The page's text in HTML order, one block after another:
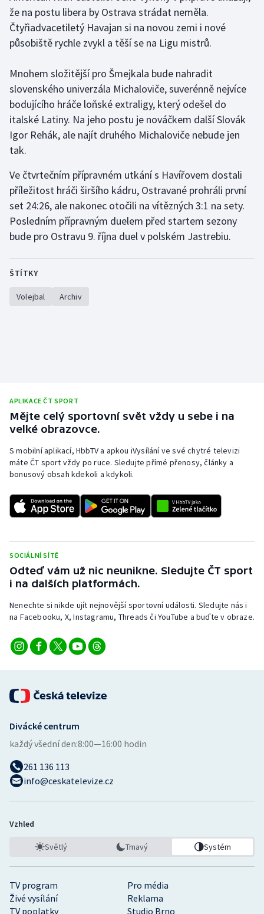
Lezení
Moderní pětiboj
Motorsport
Olympijské hry
Parasport
Plavání
Plážový volejbal
Triatlon
Veslování
Vodní slalom
Volejbal
že na postu libera by Ostrava strádat neměla.
Čtyřiadvacetiletý Havajan si na novou zemi i nové
působiště rychle zvykl a těší se na Ligu mistrů.
Mnohem složitější pro Šmejkala bude nahradit
slovenského univerzála Michaloviče, suverénně nejvíce
bodujícího hráče loňské extraligy, který odešel do
italské Latiny. Na jeho postu je nováčkem další Slovák
Igor Rehák, ale najít druhého Michaloviče nebude jen
tak.
Ve čtvrtečním přípravném utkání s Havířovem dostali
příležitost hráči širšího kádru, Ostravané prohráli první
set 24:26, ale nakonec otočili na vítězných 3:1 na sety.
Posledním přípravným duelem před startem sezony
bude pro Ostravu 9. října duel v polském Jastrebiu.
ŠTÍTKY
Volejbal Archiv
APLIKACE ČT SPORT
Mějte celý sportovní svět vždy u sebe i na
velké obrazovce.
S mobilní aplikací, HbbTV a apkou iVysílání ve své chytré televizi
máte ČT sport vždy po ruce. Sledujte přímé přenosy, články a
bonusový obsah kdekoli a kdykoli.
SOCIÁLNÍ SÍTĚ
Odteď vám už nic neunikne. Sledujte ČT sport
i na dalších platformách.
Nenechte si nikde ujít nejnovější sportovní události. Sledujte nás i
na Facebooku, X, Instagramu, Threads či YouTube a buďte v obraze.
TV program
Pro média
Živé vysílání
Reklama
TV poplatky
Studio Brno
Divácké centrum
každý všední den:8:00—16:00 hodin
261 136 113
info@ceskatelevize.cz
Vzhled
Světlý Tmavý Systém